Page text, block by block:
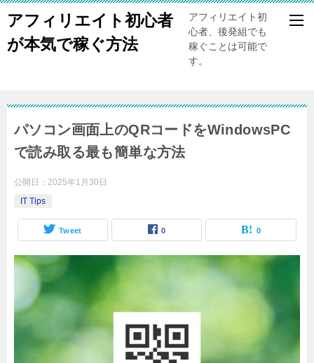
アフィリエイト初心者
が本気で稼ぐ方法
アフィリエイト初
心者、後発組でも
稼ぐことは可能で
す。
パソコン画面上のQRコードをWindowsPC
で読み取る最も簡単な方法
公開日： 2025年1月30日
IT Tips
Tweet 0 0